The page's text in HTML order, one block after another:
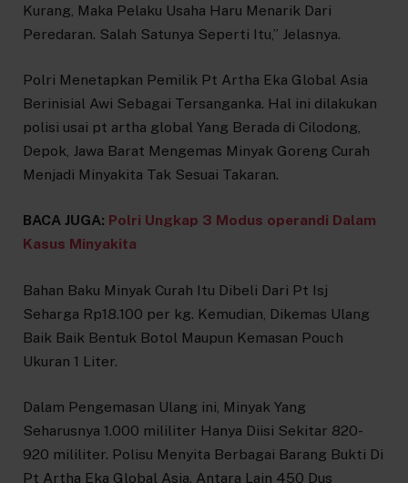
Kurang, Maka Pelaku Usaha Haru Menarik Dari
Peredaran. Salah Satunya Seperti Itu,” Jelasnya.
Polri Menetapkan Pemilik Pt Artha Eka Global Asia
Berinisial Awi Sebagai Tersanganka. Hal ini dilakukan
polisi usai pt artha global Yang Berada di Cilodong,
Depok, Jawa Barat Mengemas Minyak Goreng Curah
Menjadi Minyakita Tak Sesuai Takaran.
BACA JUGA: Polri Ungkap 3 Modus operandi Dalam
Kasus Minyakita
Bahan Baku Minyak Curah Itu Dibeli Dari Pt Isj
Seharga Rp18.100 per kg. Kemudian, Dikemas Ulang
Baik Baik Bentuk Botol Maupun Kemasan Pouch
Ukuran 1 Liter.
Dalam Pengemasan Ulang ini, Minyak Yang
Seharusnya 1.000 mililiter Hanya Diisi Sekitar 820-
920 mililiter. Polisu Menyita Berbagai Barang Bukti Di
Pt Artha Eka Global Asia. Antara Lain 450 Dus